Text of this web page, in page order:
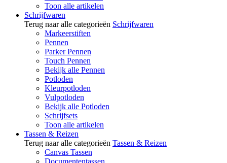
Toon alle artikelen
Schrijfwaren
Terug naar alle categorieën Schrijfwaren
Markeerstiften
Pennen
Parker Pennen
Touch Pennen
Bekijk alle Pennen
Potloden
Kleurpotloden
Vulpotloden
Bekijk alle Potloden
Schrijfsets
Toon alle artikelen
Tassen & Reizen
Terug naar alle categorieën Tassen & Reizen
Canvas Tassen
Documententassen